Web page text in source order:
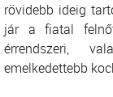
rövidebb ideig
jár a fiatal
érrendszeri,
emelkedettebb